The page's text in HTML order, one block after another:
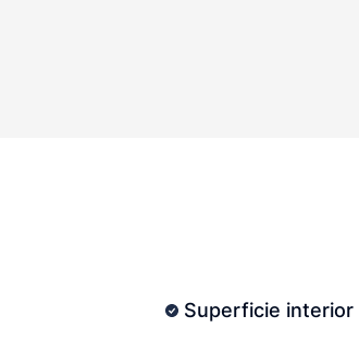
Superficie interior